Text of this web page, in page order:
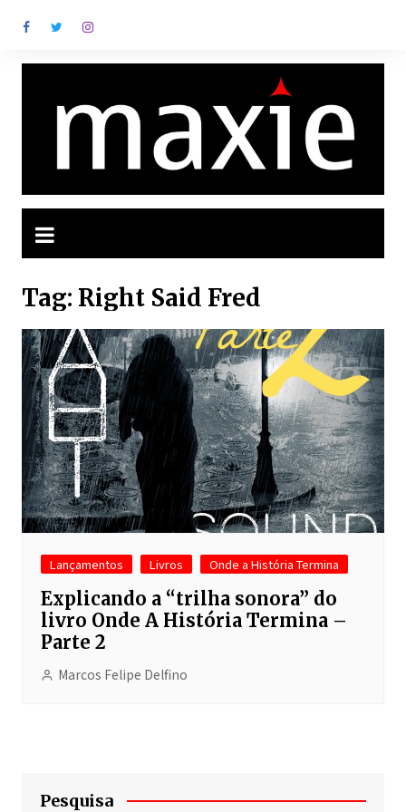
para
Tag: Right Said Fred
Lançamentos Livros Onde a História Termina
Explicando a “trilha sonora” do
livro Onde A História Termina –
Parte 2
Marcos Felipe Delfino
Pesquisa